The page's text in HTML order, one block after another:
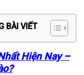
BÀI VIẾT
Hiện Nay –